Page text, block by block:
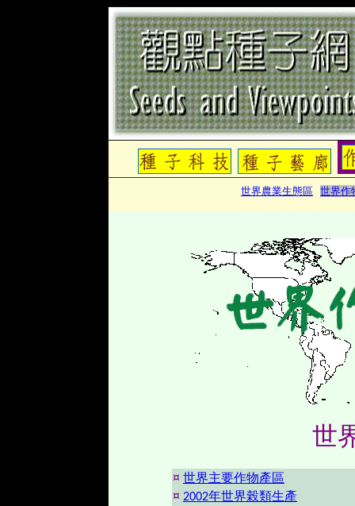
世界農業生態區 世界作
世
¤ 世界主要作物產區
¤ 2002年世界榖類生產